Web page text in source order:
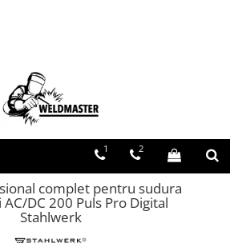
gaz
MAG
lichide
1 2
complet pentru sudura
DC 200 Puls Pro Digital
Stahlwerk